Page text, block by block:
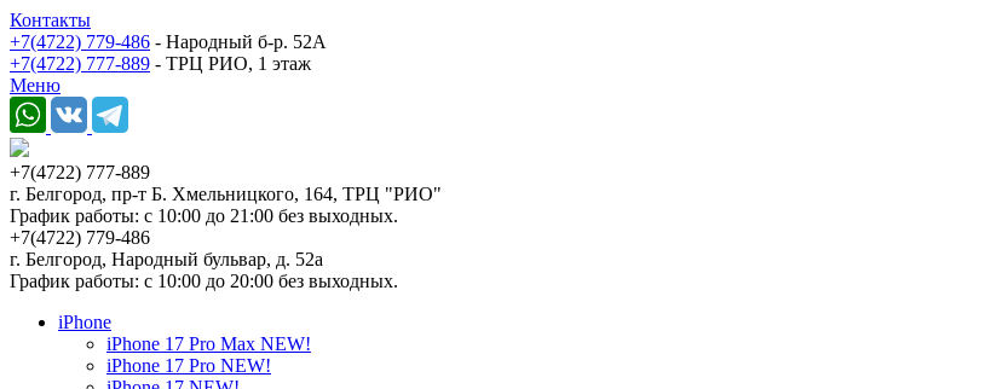
Контакты
+7(4722) 779-486 - Народный б-р. 52А
+7(4722) 777-889 - ТРЦ РИО, 1 этаж
Меню
+7(4722) 777-889
г. Белгород, пр-т Б. Хмельницкого, 164, ТРЦ "РИО"
График работы: с 10:00 до 21:00 без выходных.
+7(4722) 779-486
г. Белгород, Народный бульвар, д. 52а
График работы: с 10:00 до 20:00 без выходных.
iPhone
iPhone 17 Pro Max NEW!
iPhone 17 Pro NEW!